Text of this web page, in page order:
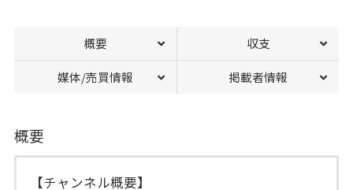
概要 収支
媒体/売買情報 掲載者情報
概要
【チャンネル概要】